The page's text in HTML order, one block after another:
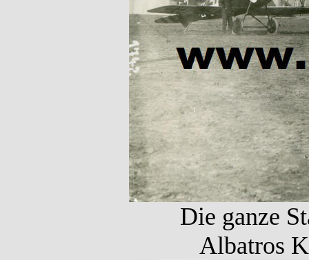
Die ganze
Albatros